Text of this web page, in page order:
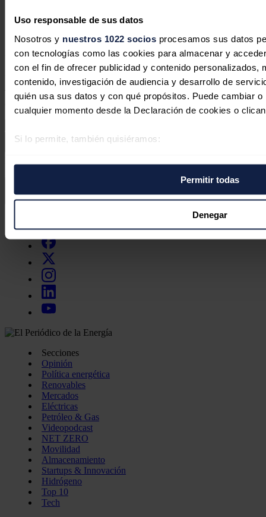
Uso responsable de sus datos
Nosotros y nuestros 1022 sociosprocesamos sus datos
con tecnologías como las cookies para almacenar y
con el fin de ofrecer publicidad y contenido personalizados,
contenido, investigación de audiencia y desarrollo de
quién usa sus datos y con qué propósitos. Puede cambiar
cualquier momento desde la Declaración de cookies o
Si lo permite, también quisiéramos:
Identificar su dispositivo analizándolo activamente
específicas (huellas digitales)
Obtenga más información sobre cómo se procesan sus
preferencias en lasección de datos. Puede cambiar o
momento en la Declaración de cookies.
Las cookies de este sitio web se usan para personalizar el
funciones de redes sociales y analizar el tráfico. Además,
uso que haga del sitio web con nuestros partners de redes
quienes pueden combinarla con otra información que les
recopilado a partir del uso que haya hecho de sus servicios.
Permitir todas
Denegar
No hay comentarios
Deja tu comentario
Tu dirección de correo electrónico no será publicada. Todos los
campos son obligatorios
Enviar comentario
Secciones
Opinión
Política energética
Renovables
Mercados
Eléctricas
Petróleo & Gas
Videopodcast
NET ZERO
Movilidad
Almacenamiento
Startups & Innovación
Hidrógeno
Top 10
Tech